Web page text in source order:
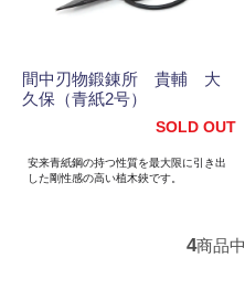
間中刃物鍛錬所 貴輔 大
久保（青紙2号）
SOLD OUT
安来青紙鋼の持つ性質を最大限に引き出
した剛性感の高い植木鋏です。
4商品中